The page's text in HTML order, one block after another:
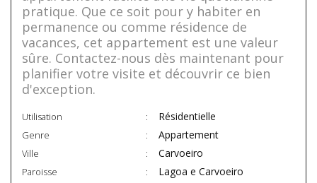
pratique. Que ce soit pour y habiter en
permanence ou comme résidence de
vacances, cet appartement est une valeur
sûre. Contactez-nous dès maintenant pour
planifier votre visite et découvrir ce bien
d'exception.
Utilisation Résidentielle
Genre Appartement
Ville Carvoeiro
Paroisse Lagoa e Carvoeiro